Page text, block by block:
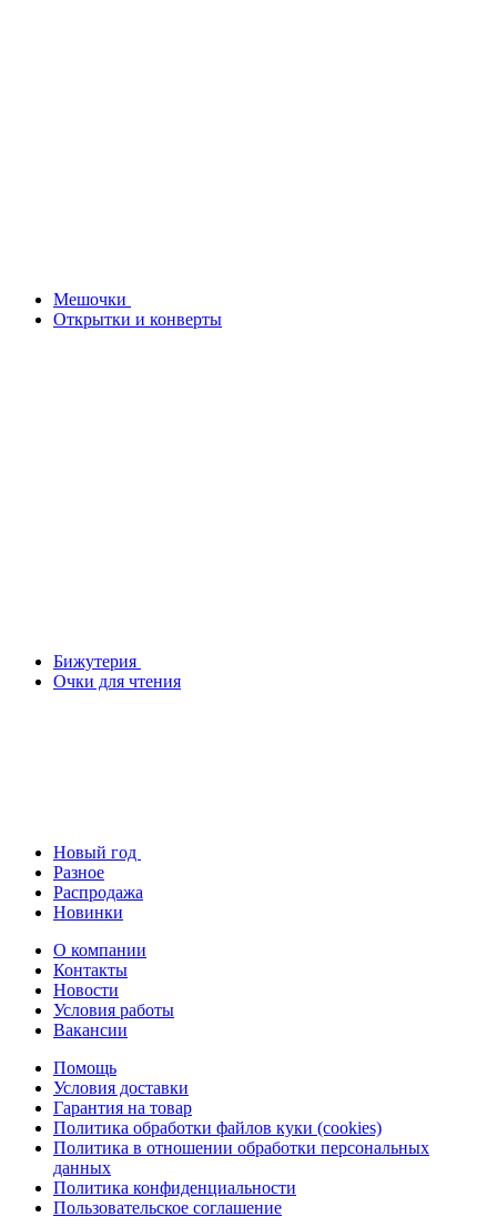
Мешочки
Открытки и конверты
Бижутерия
Очки для чтения
Новый год
Разное
Распродажа
Новинки
О компании
Контакты
Новости
Условия работы
Вакансии
Помощь
Условия доставки
Гарантия на товар
Политика обработки файлов куки (cookies)
Политика в отношении обработки персональных
данных
Политика конфиденциальности
Пользовательское соглашение